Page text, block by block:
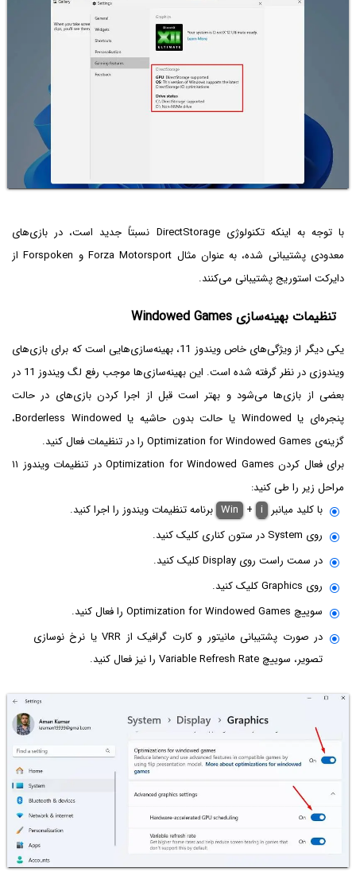
با توجه به اینکه تکنولوژی DirectStorage نسبتاً جدید است، در بازی‌های
معدودی پشتیبانی شده، به عنوان مثال Forza Motorsport و Forspoken از
دایرکت استوریج پشتیبانی می‌کنند.
تنظیمات بهینه‌سازی Windowed Games
یکی دیگر از ویژگی‌های خاص ویندوز 11، بهینه‌سازی‌هایی است که برای بازی‌های
ویندوزی در نظر گرفته شده است. این بهینه‌سازی‌ها موجب رفع لگ ویندوز 11 در
بعضی از بازی‌ها می‌شود و بهتر است قبل از اجرا کردن بازی‌های در حالت
پنجره‌ای یا Windowed یا حالت بدون حاشیه یا Borderless Windowed،
گزینه‌ی Optimization for Windowed Games را در تنظیمات فعال کنید.
برای فعال کردن Optimization for Windowed Games در تنظیمات ویندوز ۱۱
مراحل زیر را طی کنید:
با کلید میانبر
Win + i
برنامه تنظیمات ویندوز را اجرا کنید.
روی System در ستون کناری کلیک کنید.
در سمت راست روی Display کلیک کنید.
روی Graphics کلیک کنید.
سوییچ Optimization for Windowed Games را فعال کنید.
در صورت پشتیبانی مانیتور و کارت گرافیک از VRR یا نرخ نوسازی
تصویر، سوییچ Variable Refresh Rate را نیز فعال کنید.